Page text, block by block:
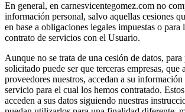
En general, en carnesvicentegomez.com no
información personal, salvo aquellas cesiones
en base a obligaciones legales impuestas o para
contrato de servicios con el Usuario.
Aunque no se trata de una cesión de datos,
solicitado puede ser que terceras empresas, que
proveedores nuestros, accedan a su
servicio para el cual los hemos contratado.
acceden a sus datos siguiendo nuestras